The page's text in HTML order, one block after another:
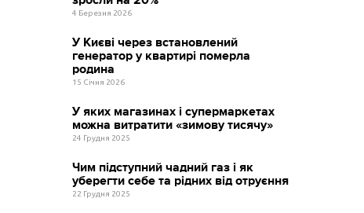
4 Березня 2026
У Києві через встановлений
генератор у квартирі померла
родина
15 Січня 2026
У яких магазинах і супермаркетах
можна витратити «зимову тисячу»
24 Грудня 2025
Чим підступний чадний газ і як
уберегти себе та рідних від отруєння
22 Грудня 2025